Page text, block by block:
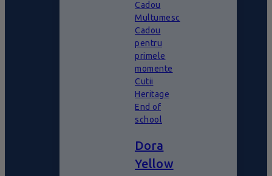
Cadou
Multumesc
Cadou
pentru
primele
momente
Cutii
Heritage
End of
school
Dora
Yellow